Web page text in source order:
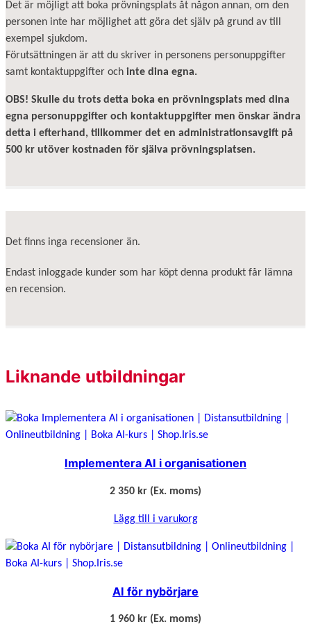
Det är möjligt att boka prövningsplats åt någon annan, om den
personen inte har möjlighet att göra det själv på grund av till
exempel sjukdom.
Förutsättningen är att du skriver in personens personuppgifter
samt kontaktuppgifter och inte dina egna.
OBS! Skulle du trots detta boka en prövningsplats med dina
egna personuppgifter och kontaktuppgifter men önskar ändra
detta i efterhand, tillkommer det en administrationsavgift på
500 kr utöver kostnaden för själva prövningsplatsen.
Det finns inga recensioner än.
Endast inloggade kunder som har köpt denna produkt får lämna
en recension.
Liknande utbildningar
Implementera AI i organisationen
2 350 kr (Ex. moms)
Lägg till i varukorg
AI för nybörjare
1 960 kr (Ex. moms)